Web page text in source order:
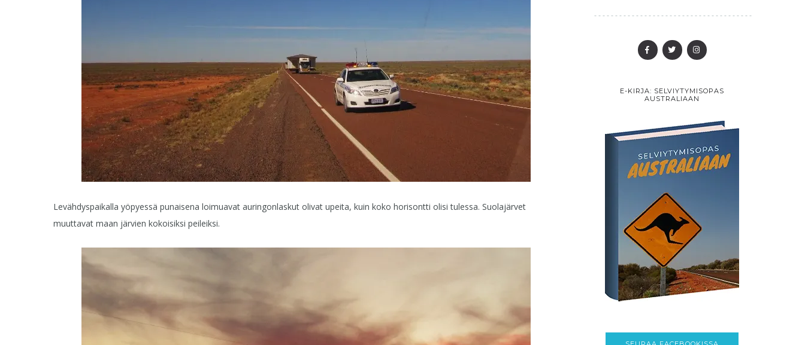
Levähdyspaikalla yöpyessä punaisena loimuavat auringonlaskut olivat upeita, kuin koko horisontti olisi tulessa. Suolajärvet
muuttavat maan järvien kokoisiksi peileiksi.
E-KIRJA: SELVIYTYMISOPAS
AUSTRALIAAN